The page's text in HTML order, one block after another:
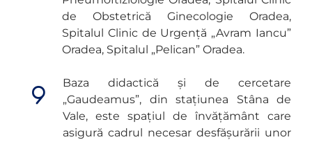
de Obstetrică Ginecologie Oradea,
Spitalul Clinic de Urgență „Avram Iancu”
Oradea, Spitalul „Pelican” Oradea.
Baza didactică și de cercetare
„Gaudeamus”, din stațiunea Stâna de
Vale, este spațiul de învățământ care
asigură cadrul necesar desfășurării unor